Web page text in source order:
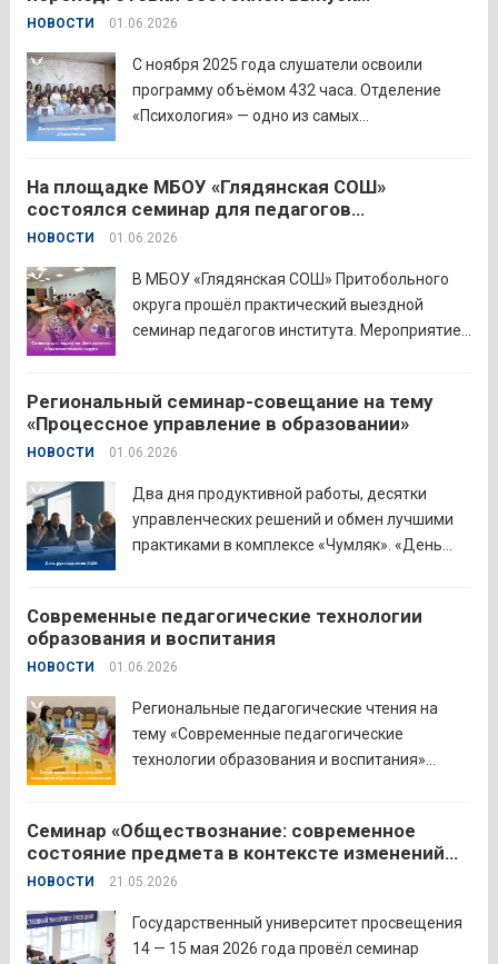
литературы. Цели конкурса: — выявление и
распространение передового
педагогического...
Читать дальше
слушателей отделения «Психология»
НОВОСТИ 01.06.2026
С ноября 2025 года слушатели освоили
программу объёмом 432 часа. Отделение
«Психология» — одно из самых
квалифицированных педагогов-психологов в
общеобразовательных организациях. Все
выпускники успешно прошли итоговую
аттестацию в форме экзамена и получили
Читать дальше
На площадке МБОУ «Глядянская СОШ»
состоялся семинар для педагогов
Центрального образовательного округа
НОВОСТИ 01.06.2026
В МБОУ «Глядянская СОШ» Притобольного
округа прошёл практический выездной
семинар педагогов института. Мероприятие
делегата. Открывая встречу, заместитель
руководителя Управления образования
Притобольного муниципального округа
Наталья Сергеевна Иванова подчеркнула
важность очных практических встреч для...
Региональный семинар-совещание на тему
«Процессное управление в образовании»
НОВОСТИ 01.06.2026
Два дня продуктивной работы, десятки
управленческих решений и обмен лучшими
практиками в комплексе «Чумляк». «День
управления образованием для обсуждения
ключевых задач и развития системы
образования региона. Заместитель
губернатора по социальной политике
Наталья...
Современные педагогические технологии
образования и воспитания
НОВОСТИ 01.06.2026
Региональные педагогические чтения на
тему «Современные педагогические
технологии образования и воспитания»
Шадринска. Основная цель Педагогических
чтений — освещение тенденций учебно-
воспитательного процесса с учетом новых
образовательных стандартов через обмен...
Читать дальше
Семинар «Обществознание: современное
состояние предмета в контексте изменений
законодательства и введения единых
Государственном университете просвещения
НОВОСТИ 21.05.2026
Государственный университет просвещения
14 — 15 мая 2026 года провёл семинар